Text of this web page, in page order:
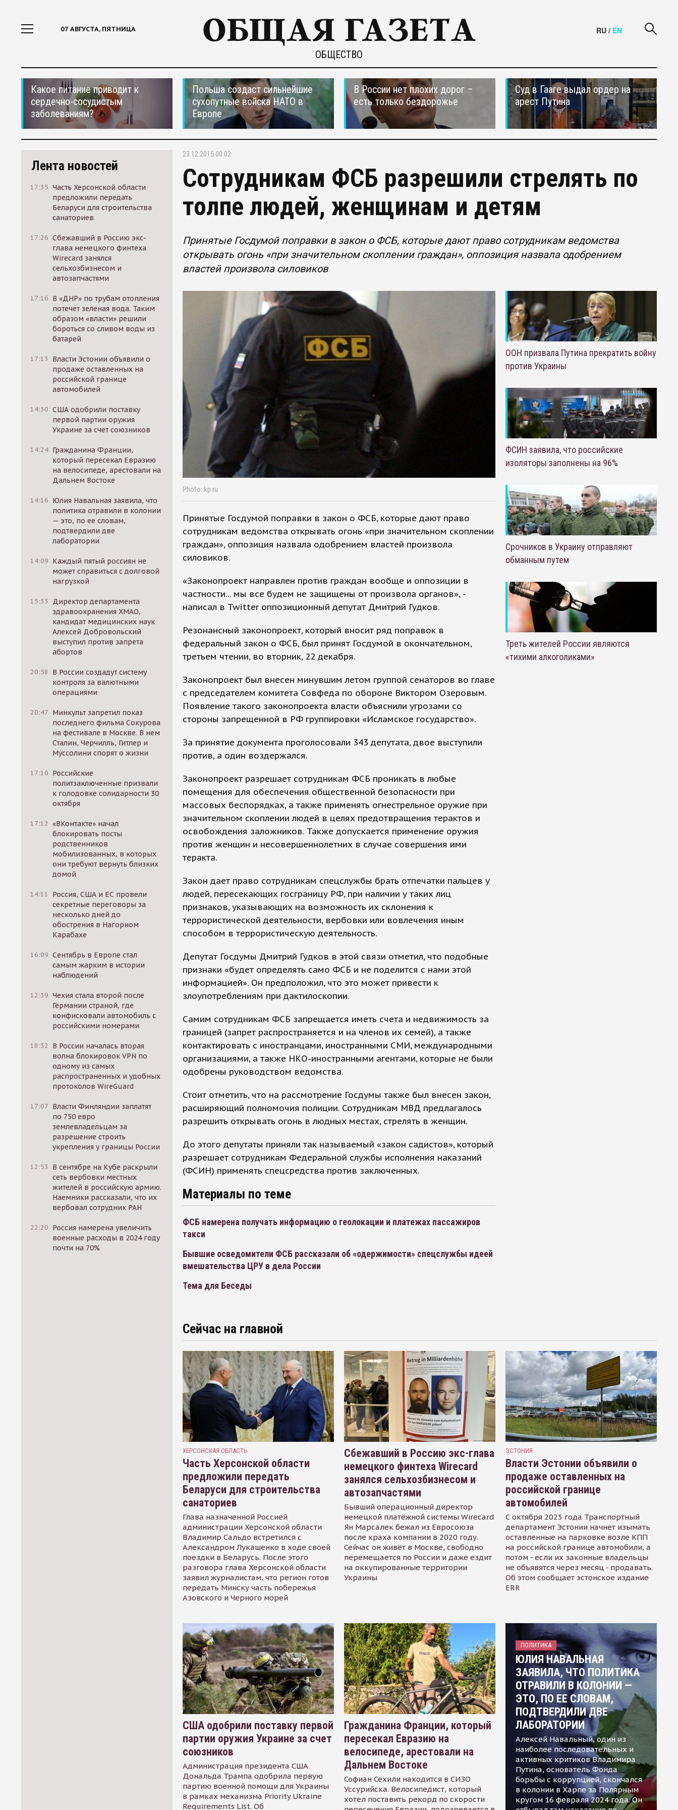
07 АВГУСТА, ПЯТНИЦА
ОБЩЕСТВО
RU / EN
Какое питание приводит к
сердечно-сосудистым
заболеваниям?
Польша создаст сильнейшие
сухопутные войска НАТО в
Европе
В России нет плохих дорог –
есть только бездорожье
Суд в Гааге выдал ордер на
арест Путина
Лента новостей
17:35 Часть Херсонской области
предложили передать
Беларуси для строительства
санаториев
17:26 Сбежавший в Россию экс-
глава немецкого финтеха
Wirecard занялся
сельхозбизнесом и
автозапчастями
17:16 В «ДНР» по трубам отопления
потечет зеленая вода. Таким
образом «власти» решили
бороться со сливом воды из
батарей
17:13
Власти Эстонии объявили о
продаже оставленных на
российской границе
автомобилей
14:30 США одобрили поставку
первой партии оружия
Украине за счет союзников
14:24 Гражданина Франции,
который пересекал Евразию
на велосипеде, арестовали на
Дальнем Востоке
14:16 Юлия Навальная заявила, что
политика отравили в колонии
— это, по ее словам,
подтвердили две
лаборатории
14:09 Каждый пятый россиян не
может справиться с долговой
нагрузкой
15:33
Директор департамента
здравоохранения ХМАО,
кандидат медицинских наук
Алексей Добровольский
выступил против запрета
абортов
20:58
В России создадут систему
контроля за валютными
операциями
20:47 Минкульт запретил показ
последнего фильма Сокурова
на фестивале в Москве. В нем
Сталин, Черчилль, Гитлер и
Муссолини спорят о жизни
17:10 Российские
политзаключенные призвали
к голодовке солидарности 30
октября
17:12 «ВКонтакте» начал
блокировать посты
родственников
мобилизованных, в которых
они требуют вернуть близких
домой
14:11
Россия, США и ЕС провели
секретные переговоры за
несколько дней до
обострения в Нагорном
Карабахе
16:09 Сентябрь в Европе стал
самым жарким в истории
наблюдений
12:39 Чехия стала второй после
Германии страной, где
конфисковали автомобиль с
российскими номерами
18:32
В России началась вторая
волна блокировок VPN по
одному из самых
распространенных и удобных
протоколов WireGuard
17:07 Власти Финляндии заплатят
по 750 евро
землевладельцам за
разрешение строить
укрепления у границы России
12:53
В сентябре на Кубе раскрыли
сеть вербовки местных
жителей в российскую армию.
Наемники рассказали, что их
вербовал сотрудник РАН
22:20 Россия намерена увеличить
военные расходы в 2024 году
почти на 70%
23.12.2015 00:02
Сотрудникам ФСБ разрешили стрелять по
толпе людей, женщинам и детям
Принятые Госдумой поправки в закон о ФСБ, которые дают право сотрудникам ведомства
открывать огонь «при значительном скоплении граждан», оппозиция назвала одобрением
властей произвола силовиков
Photo: kp.ru
Принятые Госдумой поправки в закон о ФСБ, которые дают право
сотрудникам ведомства открывать огонь «при значительном скоплении
граждан», оппозиция назвала одобрением властей произвола
силовиков.
«Законопроект направлен против граждан вообще и оппозиции в
частности... мы все будем не защищены от произвола органов», -
написал в Twitter оппозиционный депутат Дмитрий Гудков.
Резонансный законопроект, который вносит ряд поправок в
федеральный закон о ФСБ, был принят Госдумой в окончательном,
третьем чтении, во вторник, 22 декабря.
Законопроект был внесен минувшим летом группой сенаторов во главе
с председателем комитета Совфеда по обороне Виктором Озеровым.
Появление такого законопроекта власти объяснили угрозами со
стороны запрещенной в РФ группировки «Исламское государство».
За принятие документа проголосовали 343 депутата, двое выступили
против, а один воздержался.
Законопроект разрешает сотрудникам ФСБ проникать в любые
помещения для обеспечения общественной безопасности при
массовых беспорядках, а также применять огнестрельное оружие при
значительном скоплении людей в целях предотвращения терактов и
освобождения заложников. Также допускается применение оружия
против женщин и несовершеннолетних в случае совершения ими
теракта.
Закон дает право сотрудникам спецслужбы брать отпечатки пальцев у
людей, пересекающих госграницу РФ, при наличии у таких лиц
признаков, указывающих на возможность их склонения к
террористической деятельности, вербовки или вовлечения иным
способом в террористическую деятельность.
Депутат Госдумы Дмитрий Гудков в этой связи отметил, что подобные
признаки «будет определять само ФСБ и не поделится с нами этой
информацией». Он предположил, что это может привести к
злоупотреблениям при дактилоскопии.
Самим сотрудникам ФСБ запрещается иметь счета и недвижимость за
границей (запрет распространяется и на членов их семей), а также
контактировать с иностранцами, иностранными СМИ, международными
организациями, а также НКО-иностранными агентами, которые не были
одобрены руководством ведомства.
Стоит отметить, что на рассмотрение Госдумы также был внесен закон,
расширяющий полномочия полиции. Сотрудникам МВД предлагалось
разрешить открывать огонь в людных местах, стрелять в женщин.
До этого депутаты приняли так называемый «закон садистов», который
разрешает сотрудникам Федеральной службы исполнения наказаний
(ФСИН) применять спецсредства против заключенных.
Материалы по теме
ФСБ намерена получать информацию о геолокации и платежах пассажиров
такси
Бывшие осведомители ФСБ рассказали об «одержимости» спецслужбы идеей
вмешательства ЦРУ в дела России
Тема для Беседы
ООН призвала Путина прекратить войну
против Украины
ФСИН заявила, что российские
изоляторы заполнены на 96%
Срочников в Украину отправляют
обманным путем
Треть жителей России являются
«тихими алкоголиками»
Сейчас на главной
ХЕРСОНСКАЯ ОБЛАСТЬ
Часть Херсонской области
предложили передать
Беларуси для строительства
санаториев
Глава назначенной Россией
администрации Херсонской области
Владимир Сальдо встретился с
Александром Лукашенко в ходе своей
поездки в Беларусь. После этого
разговора глава Херсонской области
заявил журналистам, что регион готов
передать Минску часть побережья
Азовского и Черного морей
Сбежавший в Россию экс-глава
немецкого финтеха Wirecard
занялся сельхозбизнесом и
автозапчастями
Бывший операционный директор
немецкой платёжной системы Wirecard
Ян Марсалек бежал из Евросоюза
после краха компании в 2020 году.
Сейчас он живёт в Москве, свободно
перемещается по России и даже ездит
на оккупированные территории
Украины
ЭСТОНИЯ
Власти Эстонии объявили о
продаже оставленных на
российской границе
автомобилей
С октября 2025 года Транспортный
департамент Эстонии начнет изымать
оставленные на парковке возле КПП
на российской границе автомобили, а
потом - если их законные владельцы
не объявятся через месяц - продавать.
Об этом сообщает эстонское издание
ERR
США одобрили поставку первой
партии оружия Украине за счет
союзников
Администрация президента США
Дональда Трампа одобрила первую
партию военной помощи для Украины
в рамках механизма Priority Ukraine
Requirements List. Об
Гражданина Франции, который
пересекал Евразию на
велосипеде, арестовали на
Дальнем Востоке
Софиан Сехили находится в СИЗО
Уссурийска. Велосипедист, который
хотел поставить рекорд по скорости
ПОЛИТИКА
ЮЛИЯ НАВАЛЬНАЯ
ЗАЯВИЛА, ЧТО ПОЛИТИКА
ОТРАВИЛИ В КОЛОНИИ —
ЭТО, ПО ЕЕ СЛОВАМ,
ПОДТВЕРДИЛИ ДВЕ
ЛАБОРАТОРИИ
Алексей Навальный, один из
наиболее последовательных и
активных критиков Владимира
Путина, основатель Фонда
борьбы с коррупцией, скончался
в колонии в Харпе за Полярным
кругом 16 февраля 2024 года. Он